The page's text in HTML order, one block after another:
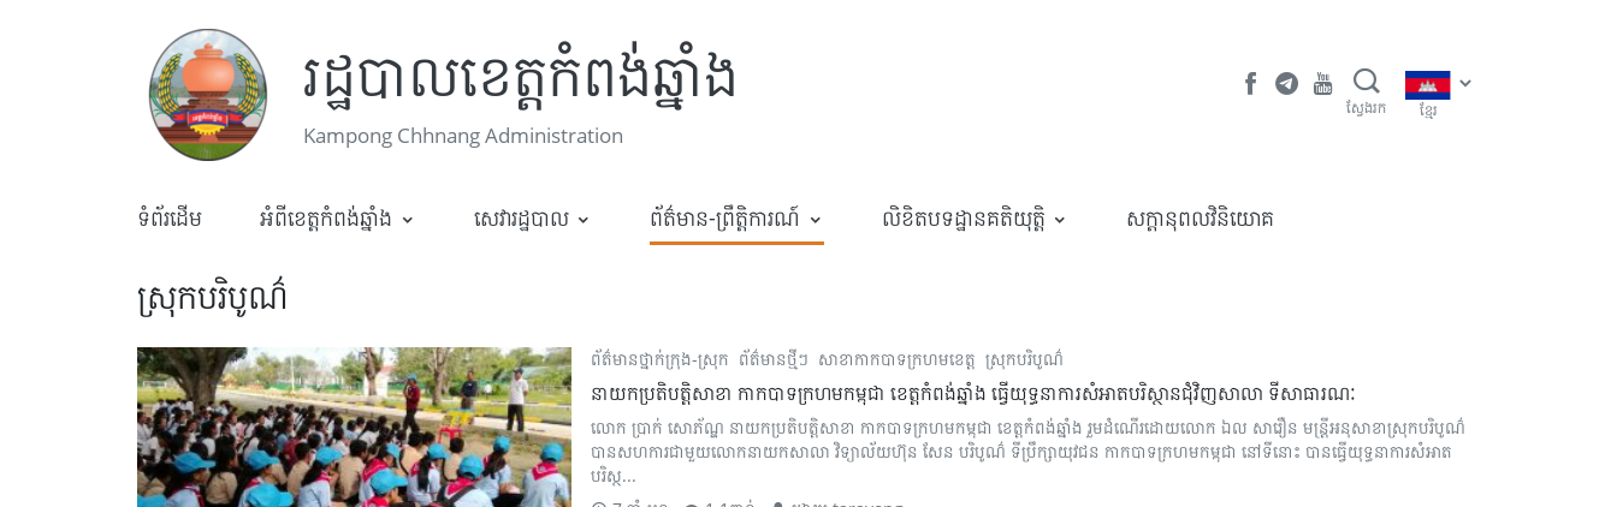
រដ្ឋបាលខេត្តកំពង់ឆ្នាំង
Kampong Chhnang Administration
ស្វែងរក ខ្មែរ
ទំព័រដើម អំពីខេត្តកំពង់ឆ្នាំង សេវារដ្ឋបាល ព័ត៌មាន-ព្រឹត្តិការណ៍ លិខិតបទដ្ឋានគតិយុត្តិ ​សក្តានុពលវិនិយោគ
ស្រុកបរិបូណ៌
ព័ត៌មានថ្នាក់ក្រុង-ស្រុក ព័ត៌មានថ្មីៗ សាខាកាកបាទក្រហមខេត្ត ស្រុកបរិបូណ៌
នាយកប្រតិបត្តិសាខា កាកបាទក្រហមកម្ពុជា ខេត្តកំពង់ឆ្នាំង ធ្វើយុទ្ធនាការសំអាតបរិស្ថានជុំវិញសាលា ទីសាធារណៈ
លោក ប្រាក់ សោភ័ណ្ឌ នាយកប្រតិបត្តិសាខា កាកបាទក្រហមកម្ពុជា ខេត្តកំពង់ឆ្នាំង រួមដំណើរដោយលោក ឯល សារឿន មន្ត្រីអនុសាខាស្រុកបរិបូណ៌
បានសហការជាមួយលោកនាយកសាលា វិទ្យាល័យហ៊ុន សែន បរិបូណ៌ ទីប្រឹក្សាយុវជន កាកបាទក្រហមកម្ពុជា នៅទីនោះ បានធ្វើយុទ្ធនាការសំអាត
បរិស្ថ...